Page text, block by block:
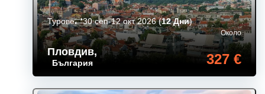
Пловдив,
България
Около
327 €
Турове 30 сеп-12 окт 2026(12 Дни)